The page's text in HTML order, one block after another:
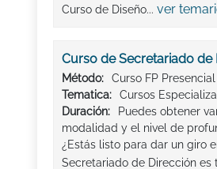
Curso de Diseño... ver
Curso de Secretariado de
Método:
Curso FP Presencial
Tematica:
Cursos
Duración:
Puedes obtener
modalidad y el nivel de
¿Estás listo para dar un giro
Secretariado de Dirección es